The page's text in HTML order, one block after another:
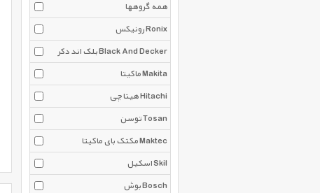
همه گروهها
رونیکس Ronix
بلک اند دکر Black And Decker
ماکیتا Makita
هیتاچی Hitachi
توسن Tosan
مکتک بای ماکیتا Maktec
اسکیل Skil
بوش Bosch